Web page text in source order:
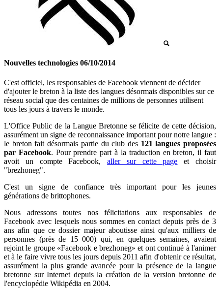
Nouvelles technologies 06/10/2014
C'est officiel, les responsables de Facebook viennent de décider
d'ajouter le breton à la liste des langues désormais disponibles sur ce
réseau social que des centaines de millions de personnes utilisent
tous les jours à travers le monde.
L'Office Public de la Langue Bretonne se félicite de cette décision,
assurément un signe de reconnaissance important pour notre langue :
le breton fait désormais partie du club des 121 langues proposées
par Facebook. Pour prendre part à la traduction en breton, il faut
avoit un compte Facebook,aller sur cette page et choisir
"brezhoneg".
C'est un signe de confiance très important pour les jeunes
générations de brittophones.
Nous adressons toutes nos félicitations aux responsables de
Facebook avec lesquels nous sommes en contact depuis près de 3
ans afin que ce dossier majeur aboutisse ainsi qu'aux milliers de
personnes (près de 15 000) qui, en quelques semaines, avaient
rejoint le groupe «Facebook e brezhoneg» et ont continué à l'animer
et à le faire vivre tous les jours depuis 2011 afin d'obtenir ce résultat,
assurément la plus grande avancée pour la présence de la langue
bretonne sur Internet depuis la création de la version bretonne de
l'encyclopédie Wikipédia en 2004.